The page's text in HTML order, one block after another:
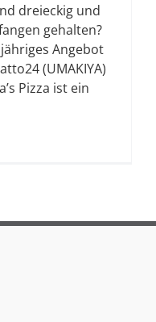
dreieckig und
gehalten?
Angebot
(UMAKIYA)
Pizza ist ein